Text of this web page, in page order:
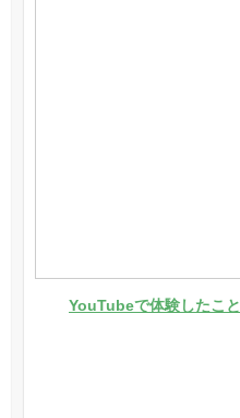
YouTubeで体験したこと